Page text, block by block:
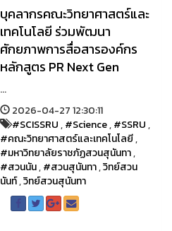
บุคลากรคณะวิทยาศาสตร์และ
เทคโนโลยี ร่วมพัฒนา
ศักยภาพการสื่อสารองค์กร
หลักสูตร PR Next Gen
...
2026-04-27 12:30:11
#SCISSRU,#Science,#SSRU,
#คณะวิทยาศาสตร์และเทคโนโลยี,
#มหาวิทยาลัยราชภัฏสวนสุนันทา,
#สวนนัน,#สวนสุนันทา,วิทย์สวน
นันท์,วิทย์สวนสุนันทา